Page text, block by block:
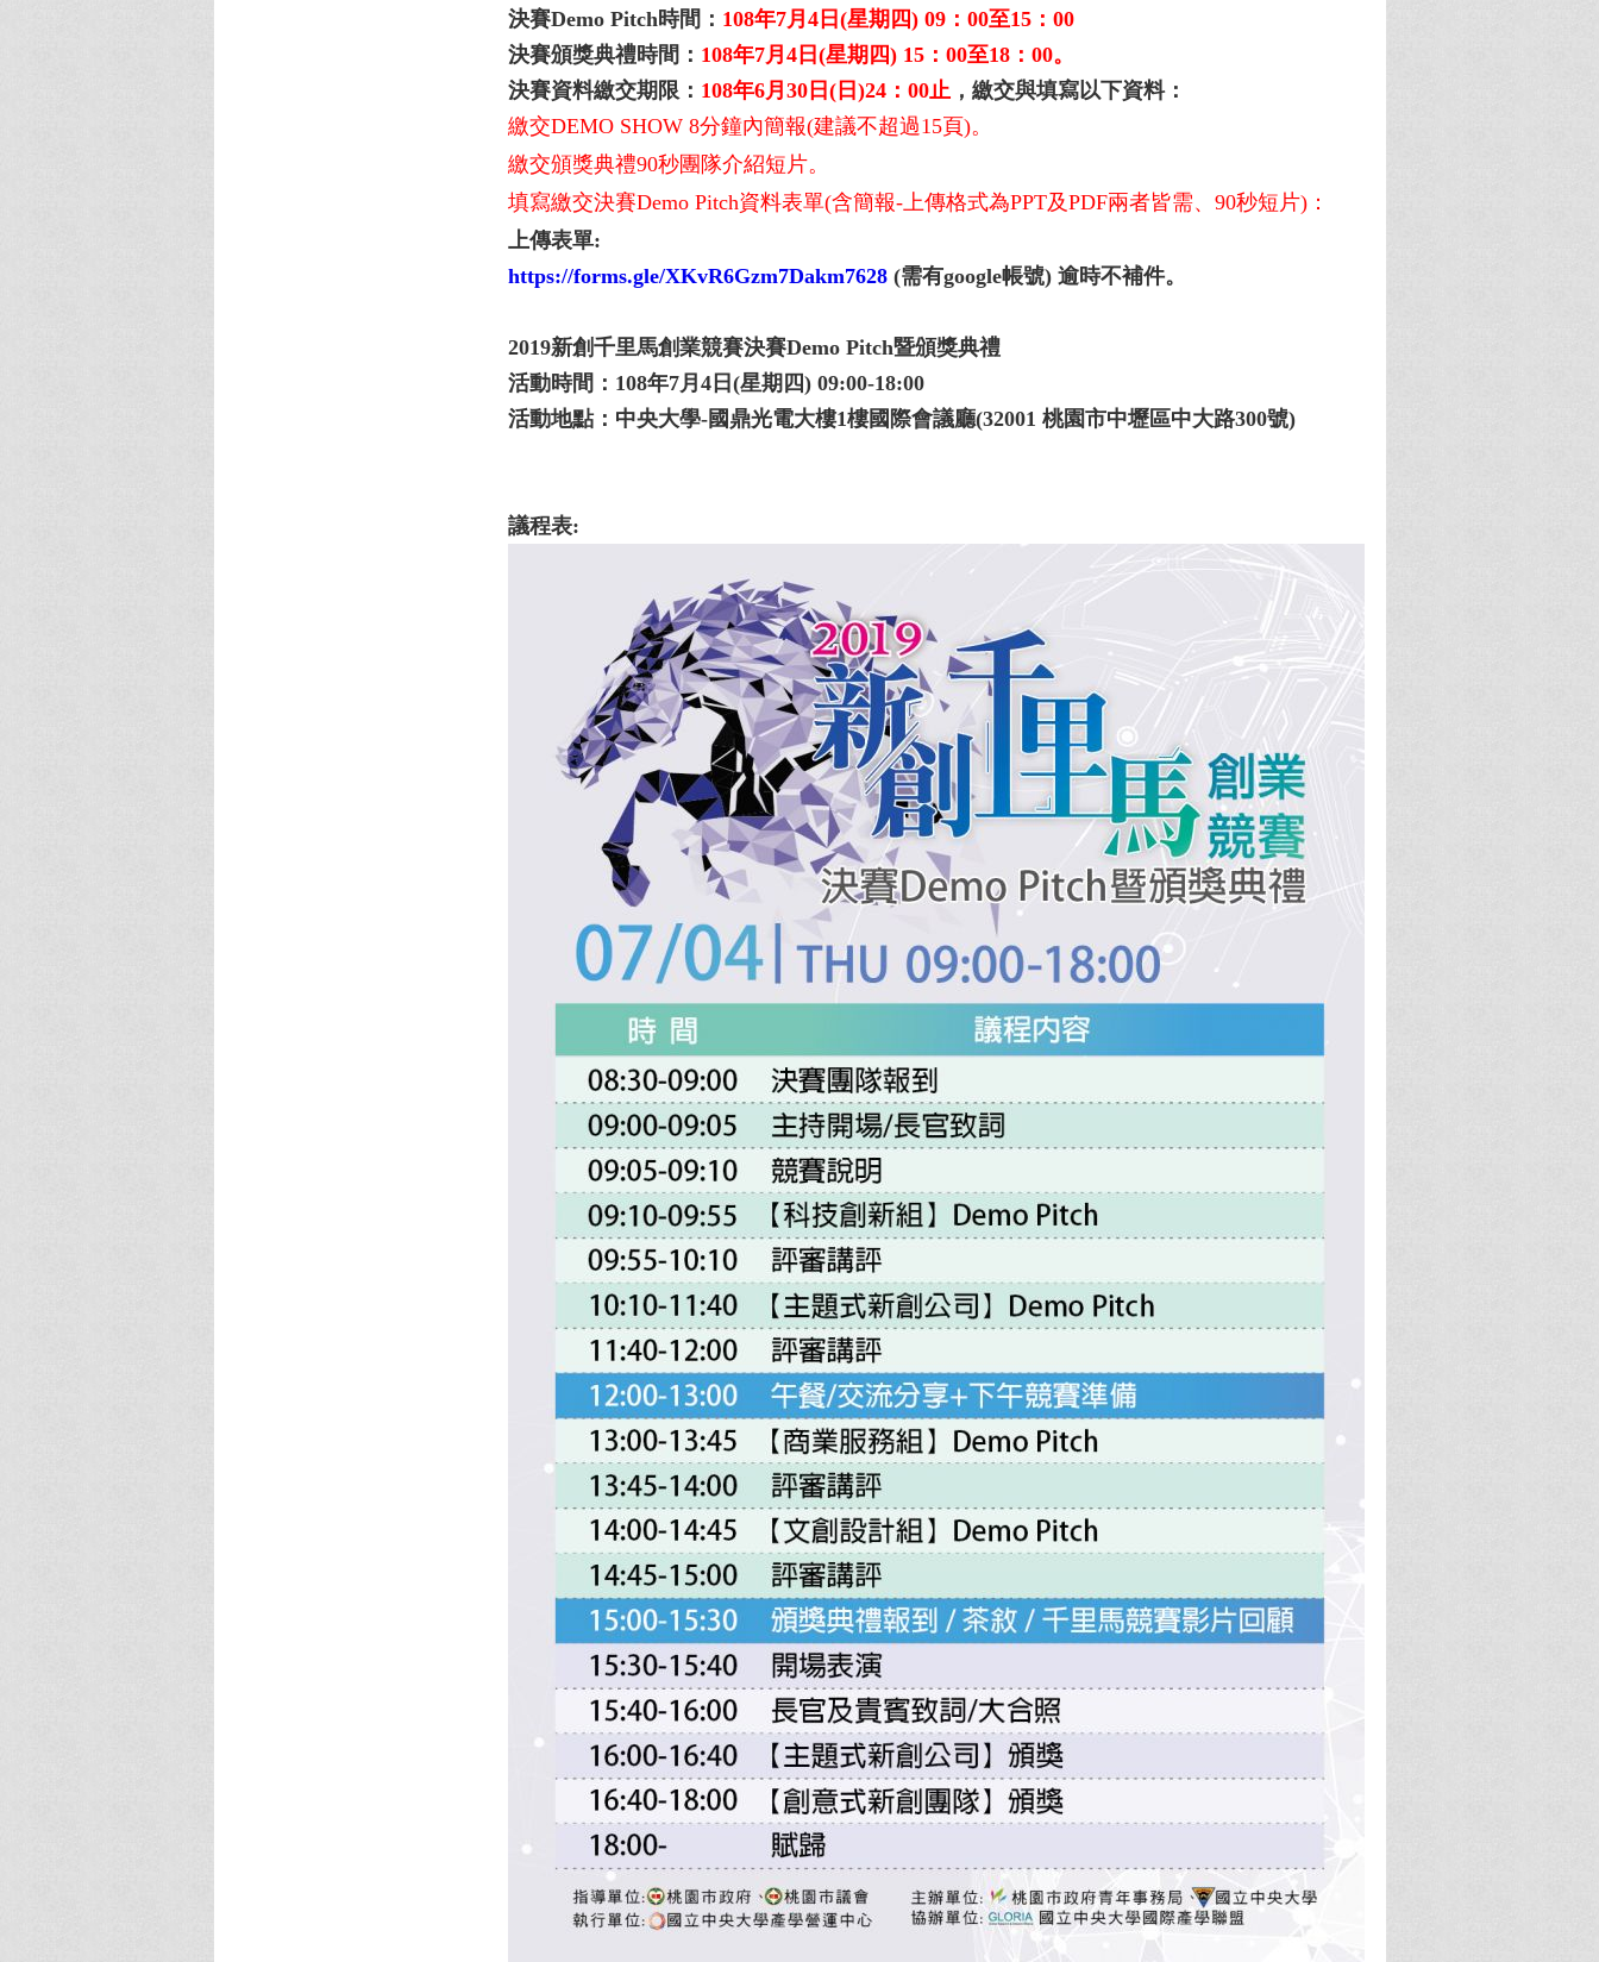
決賽Demo Pitch時間： 108年7月4日(星期四) 09：00至15：00
決賽頒獎典禮時間： 108年7月4日(星期四) 15：00至18：00。
決賽資料繳交期限： 108年6月30日(日)24：00止，繳交與填寫以下資料：
繳交DEMO SHOW 8分鐘內簡報(建議不超過15頁)。
繳交頒獎典禮90秒團隊介紹短片。
填寫繳交決賽Demo Pitch資料表單(含簡報-上傳格式為PPT及PDF兩者皆需、90秒短片)：
上傳表單:
https://forms.gle/XKvR6Gzm7Dakm7628(需有google帳號) 逾時不補件。
2019新創千里馬創業競賽決賽Demo Pitch暨頒獎典禮
活動時間：108年7月4日(星期四) 09:00-18:00
活動地點：中央大學-國鼎光電大樓1樓國際會議廳(32001 桃園市中壢區中大路300號)
議程表: